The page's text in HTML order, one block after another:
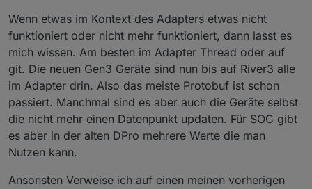
Wenn etwas im Kontext des Adapters etwas nicht
funktioniert oder nicht mehr funktioniert, dann lasst es
mich wissen. Am besten im Adapter Thread oder auf
git. Die neuen Gen3 Geräte sind nun bis auf River3 alle
im Adapter drin. Also das meiste Protobuf ist schon
passiert. Manchmal sind es aber auch die Geräte selbst
die nicht mehr einen Datenpunkt updaten. Für SOC gibt
es aber in der alten DPro mehrere Werte die man
Nutzen kann.
Ansonsten Verweise ich auf einen meinen vorherigen